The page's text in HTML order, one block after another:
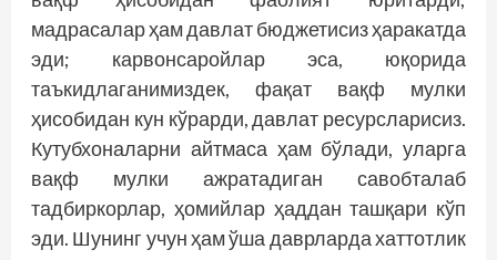
мадрасалар ҳам давлат бюджетисиз ҳаракатда
эди; карвонсаройлар эса, юқорида
таъкидлаганимиздек, фақат вақф мулки
ҳисобидан кун кўрарди, давлат ресурсларисиз.
Кутубхоналарни айтмаса ҳам бўлади, уларга
вақф мулки ажратадиган савобталаб
тадбиркорлар, ҳомийлар ҳаддан ташқари кўп
эди. Шунинг учун ҳам ўша даврларда хаттотлик